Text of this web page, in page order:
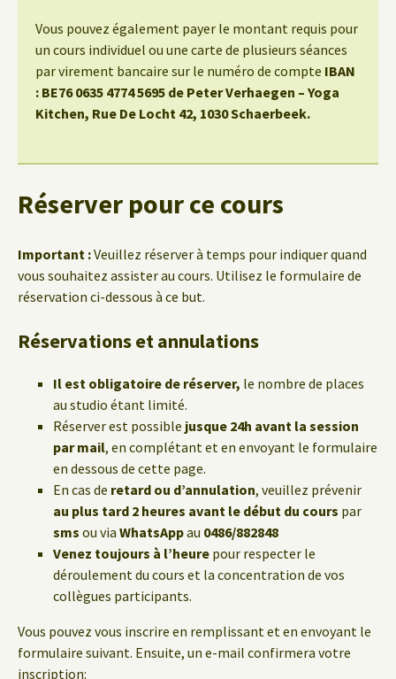
Vous pouvez également payer le montant requis pour
un cours individuel ou une carte de plusieurs séances
par virement bancaire sur le numéro de compte IBAN
: BE76 0635 4774 5695 de Peter Verhaegen – Yoga
Kitchen, Rue De Locht 42, 1030 Schaerbeek.
Réserver pour ce cours
Important :Veuillez réserver à temps pour indiquer quand
vous souhaitez assister au cours. Utilisez le formulaire de
réservation ci-dessous à ce but.
Réservations et annulations
Il est obligatoire de réserver, le nombre de places
au studio étant limité.
Réserver est possible jusque 24h avant la session
par mail, en complétant et en envoyant le formulaire
en dessous de cette page.
En cas de retard ou d’annulation, veuillez prévenir
au plus tard 2 heures avant le début du cours par
sms ou via WhatsAppau 0486/882848
Venez toujours à l’heure pour respecter le
déroulement du cours et la concentration de vos
collègues participants.
Vous pouvez vous inscrire en remplissant et en envoyant le
formulaire suivant. Ensuite, un e-mail confirmera votre
inscription: